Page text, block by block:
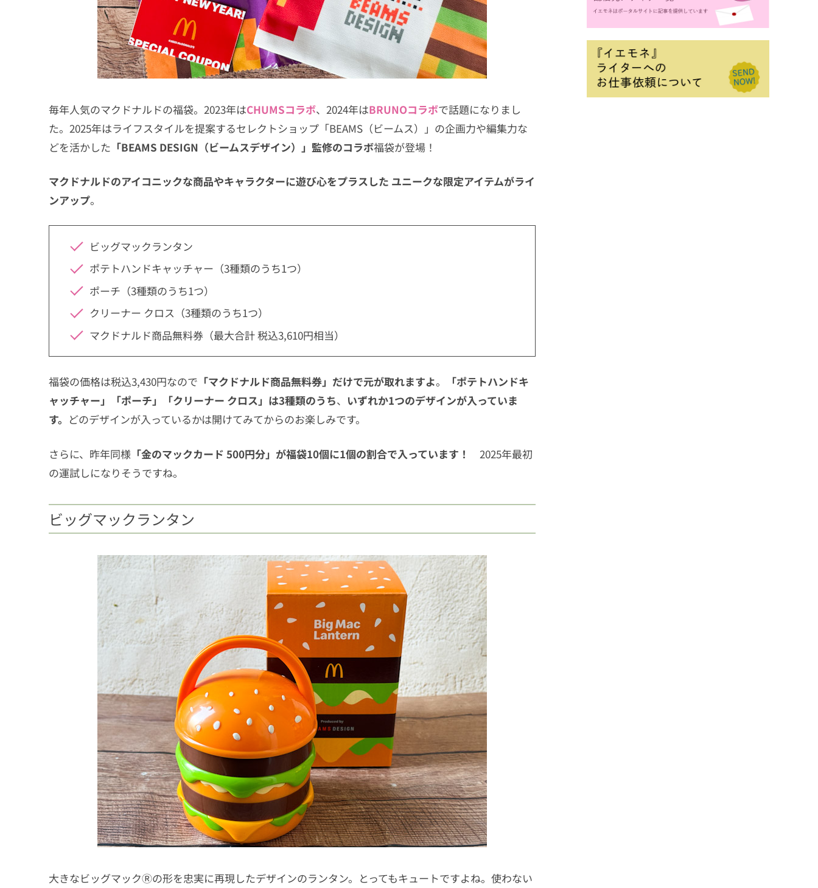
毎年人気のマクドナルドの福袋。2023年はCHUMSコラボ、2024年はBRUNOコラボで話題になりまし
た。2025年はライフスタイルを提案するセレクトショップ「BEAMS（ビームス）」の企画力や編集力な
どを活かした 「BEAMS DESIGN（ビームスデザイン）」監修のコラボ福袋が登場！
マクドナルドのアイコニックな商品やキャラクターに遊び心をプラスした ユニークな限定アイテムがライ
ンアップ。
ビッグマックランタン
ポテトハンドキャッチャー（3種類のうち1つ）
ポーチ（3種類のうち1つ）
クリーナー クロス（3種類のうち1つ）
マクドナルド商品無料券（最大合計 税込3,610円相当）
福袋の価格は税込3,430円なので 「マクドナルド商品無料券」だけで元が取れますよ。
「ポテトハンドキ
ャッチャー」「ポーチ」「クリーナー クロス」は3種類のうち、 いずれか1つのデザインが入っていま
す。 どのデザインが入っているかは開けてみてからのお楽しみです。
さらに、昨年同様 「金のマックカード 500円分」が福袋10個に1個の割合で入っています！
2025年最初
の運試しになりそうですね。
ビッグマックランタン
大きなビッグマックⓇの形を忠実に再現したデザインのランタン。とってもキュートですよね。使わない